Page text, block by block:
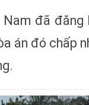
đã đăng
án đó chấp